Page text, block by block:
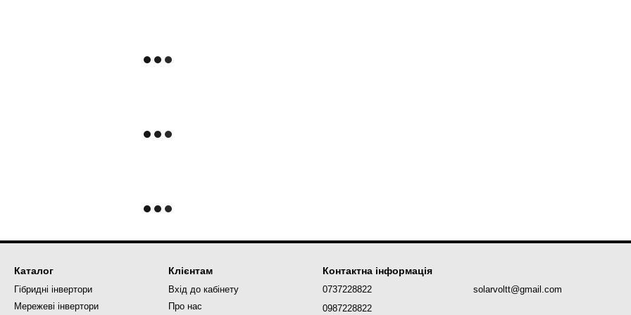
Каталог
Гібридні інвертори
Мережеві інвертори
Клієнтам
Вхід до кабінету
Про нас
Контактна інформація
0737228822
0987228822
solarvoltt@gmail.com